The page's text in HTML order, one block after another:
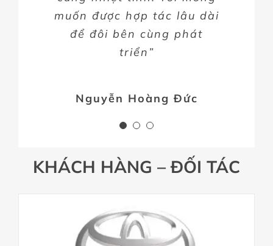
muốn được hợp tác lâu dài
để đôi bên cùng phát
triển”
Nguyễn Hoàng Đức
phẩm và dịch vụ của công
ty”
tôi rất nhiều khách hàng.
Mong muốn hai ta cùng
làm việc lâu dài nhất có
KHÁCH HÀNG – ĐỐI TÁC